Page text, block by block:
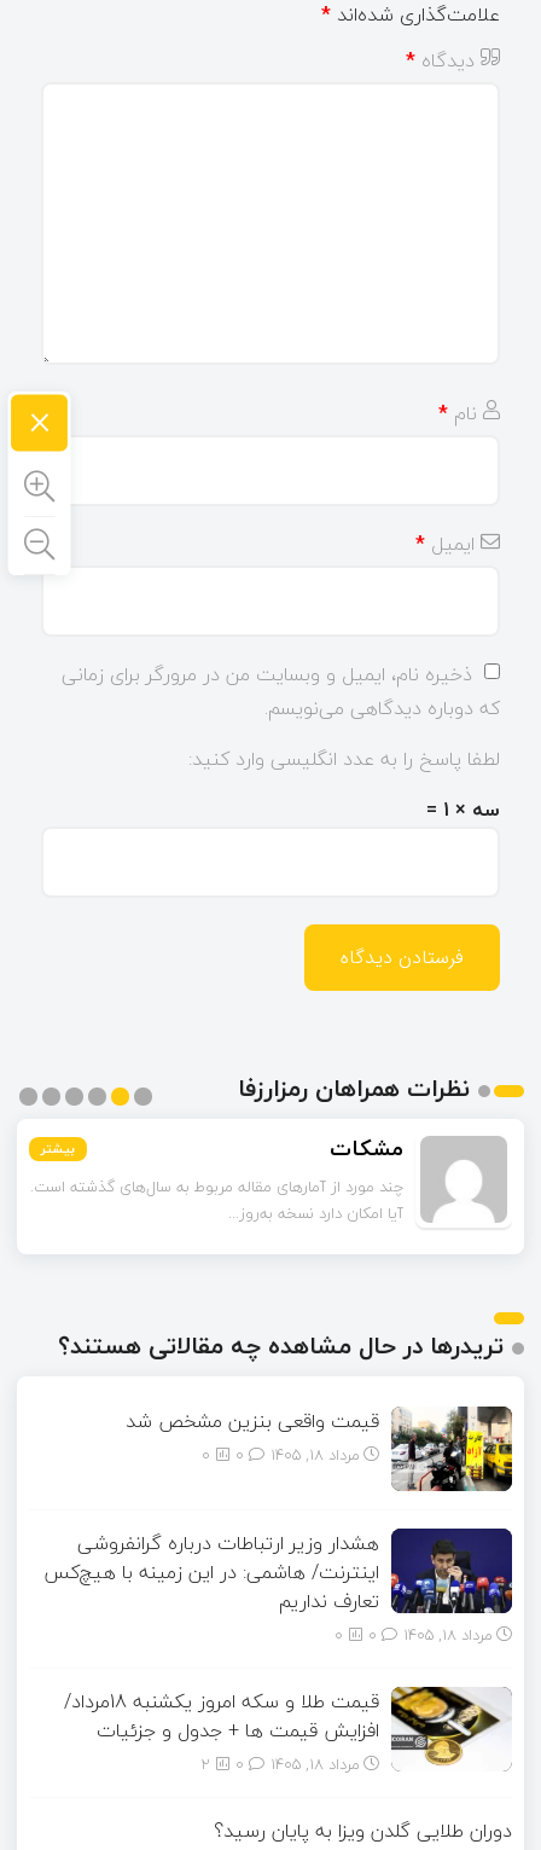
علامت‌گذاری شده‌اند *
دیدگاه *
نام *
ایمیل *
ذخیره نام، ایمیل و وبسایت من در مرورگر برای زمانی
که دوباره دیدگاهی می‌نویسم.
لطفا پاسخ را به عدد انگلیسی وارد کنید:
سه × 1 =
نظرات همراهان رمزارزفا
بیشتر مشکات بیشتر
چند مورد از آمارهای مقاله مربوط به سال‌های گذشته است.
آیا امکان دارد نسخه به‌روز...
بیشتر
بیشتر
بیشتر
بیشتر
تریدرها در حال مشاهده چه مقالاتی هستند؟
قیمت واقعی بنزین مشخص شد
مرداد ۱۸, ۱۴۰۵ 0
هشدار وزیر ارتباطات درباره گرانفروشی
اینترنت/ هاشمی: در این زمینه با هیچ‌کس
تعارف نداریم
مرداد ۱۸, ۱۴۰۵ 0
قیمت طلا و سکه امروز یکشنبه 18مرداد/
افزایش قیمت ها + جدول و جزئیات
مرداد ۱۸, ۱۴۰۵ 2
دوران طلایی گلدن ویزا به پایان رسید؟
×